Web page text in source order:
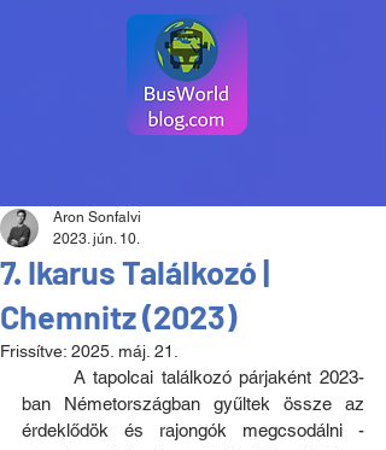
7. Ikarus Találkozó |
Chemnitz (2023)
Aron Sonfalvi
2023. jún. 10.
Frissítve: 2025. máj. 21.
ban Németországban gyűltek össze az
érdeklődök és rajongók megcsodálni -